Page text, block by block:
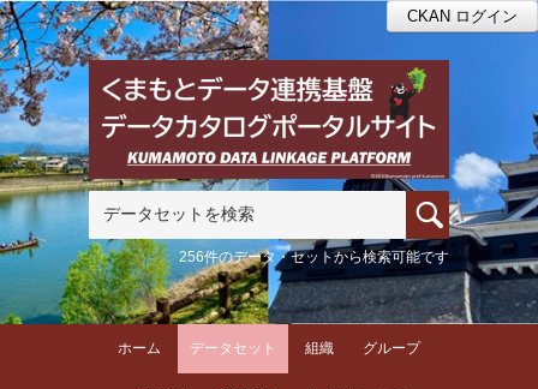
CKAN ログイン
256件のデータ・セットから検索可能です
ホーム データセット 組織 グループ